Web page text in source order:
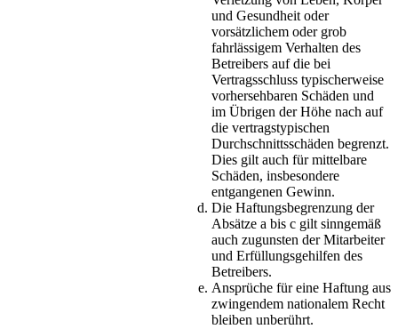
und Gesundheit oder
vorsätzlichem oder grob
fahrlässigem Verhalten des
Betreibers auf die bei
Vertragsschluss typischerweise
vorhersehbaren Schäden und
im Übrigen der Höhe nach auf
die vertragstypischen
Durchschnittsschäden begrenzt.
Dies gilt auch für mittelbare
Schäden, insbesondere
entgangenen Gewinn.
Die Haftungsbegrenzung der
Absätze a bis c gilt sinngemäß
auch zugunsten der Mitarbeiter
und Erfüllungsgehilfen des
Betreibers.
Ansprüche für eine Haftung aus
zwingendem nationalem Recht
bleiben unberührt.